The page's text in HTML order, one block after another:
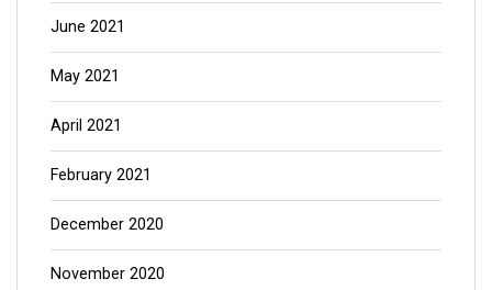
June 2021
May 2021
April 2021
February 2021
December 2020
November 2020